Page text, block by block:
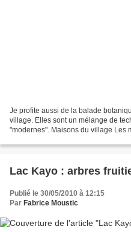
Je profite aussi de la balade
village. Elles sont un mélange de
"modernes". Maisons du village Les
Lac Kayo : arbres
Publié le 30/05/2010 à 12:15
Par Fabrice Moustic